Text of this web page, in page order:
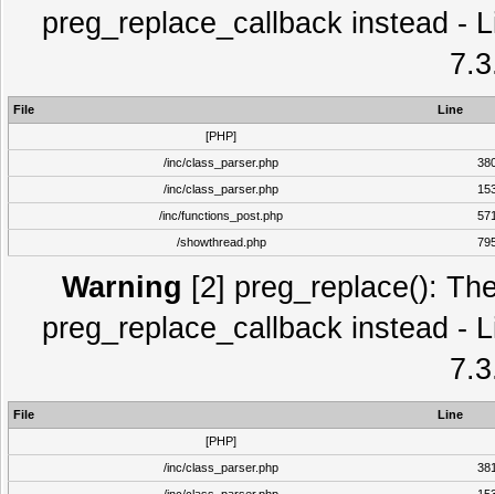
preg_replace_callback instead -
File
Line
[PHP]
/inc/class_parser.php
/inc/class_parser.php
/inc/functions_post.php
/showthread.php
Warning [2] preg_replace():
preg_replace_callback instead -
File
Line
[PHP]
/inc/class_parser.php